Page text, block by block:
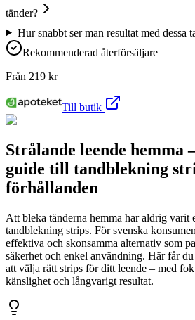
tänder?
Hur snabbt ser man resultat med dessa
Rekommenderad återförsäljare
Från 219 kr
Till butik
Strålande leende hemma
guide till tandblekning
förhållanden
Att bleka tänderna hemma har aldrig varit
tandblekning strips. För svenska
effektiva och skonsamma alternativ som
säkerhet och enkel användning. Här får
att välja rätt strips för ditt leende – med
känslighet och långvarigt resultat.